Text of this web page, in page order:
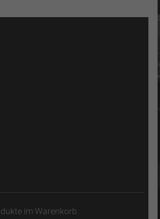
im Warenkorb.